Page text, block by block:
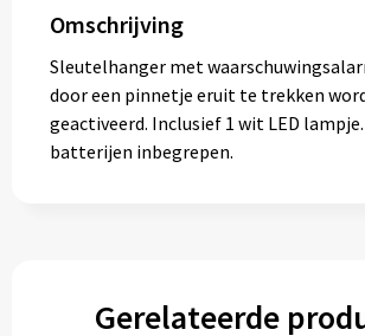
Omschrijving
Sleutelhanger met
door een pinnetje eruit te trekken
geactiveerd. Inclusief 1 wit LED lampje.
batterijen inbegrepen.
Gerelateerde